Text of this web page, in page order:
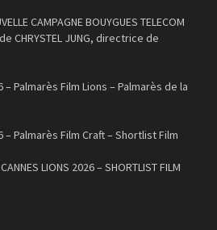
CAMPAGNE BOUYGUES TELECOM
CHRYSTEL JUNG, directrice de
– Palmarès Film Lions – Palmarès de la
– Palmarès Film Craft – Shortlist Film
LIONS 2026 – SHORTLIST FILM